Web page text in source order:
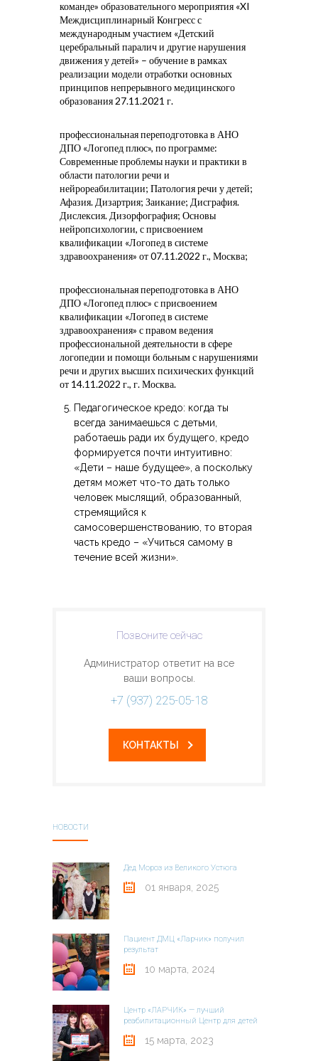
команде» образовательного мероприятия «XI
Междисциплинарный Конгресс с
международным участием «Детский
церебральный паралич и другие нарушения
движения у детей» – обучение в рамках
реализации модели отработки основных
принципов непрерывного медицинского
образования 27.11.2021 г.
профессиональная переподготовка в АНО
ДПО «Логопед плюс», по программе:
Современные проблемы науки и практики в
области патологии речи и
нейрореабилитации; Патология речи у детей;
Афазия. Дизартрия; Заикание; Дисграфия.
Дислексия. Дизорфография; Основы
нейропсихологии, с присвоением
квалификации «Логопед в системе
здравоохранения» от 07.11.2022 г., Москва;
профессиональная переподготовка в АНО
ДПО «Логопед плюс» с присвоением
квалификации «Логопед в системе
здравоохранения» с правом ведения
профессиональной деятельности в сфере
логопедии и помощи больным с нарушениями
речи и других высших психических функций
от 14.11.2022 г., г. Москва.
Педагогическое кредо: когда ты
всегда занимаешься с детьми,
работаешь ради их будущего, кредо
формируется почти интуитивно:
«Дети – наше будущее», а поскольку
детям может что-то дать только
человек мыслящий, образованный,
стремящийся к
самосовершенствованию, то вторая
часть кредо – «Учиться самому в
течение всей жизни».
Позвоните сейчас
Администратор ответит на все
ваши вопросы.
+7 (937) 225-05-18
КОНТАКТЫ
НОВОСТИ
Дед Мороз из Великого Устюга
01 января, 2025
Пациент ДМЦ «Ларчик» получил
результат
10 марта, 2024
Центр «ЛАРЧИК» — лучший
реабилитационный Центр для детей
15 марта, 2023